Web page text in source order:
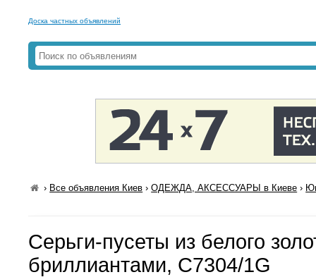
Доска частных объявлений
› Все объявления Киев ›ОДЕЖДА, АКСЕССУАРЫ в Киеве ›
Серьги-пусеты из белого
бриллиантами, С7304/1G